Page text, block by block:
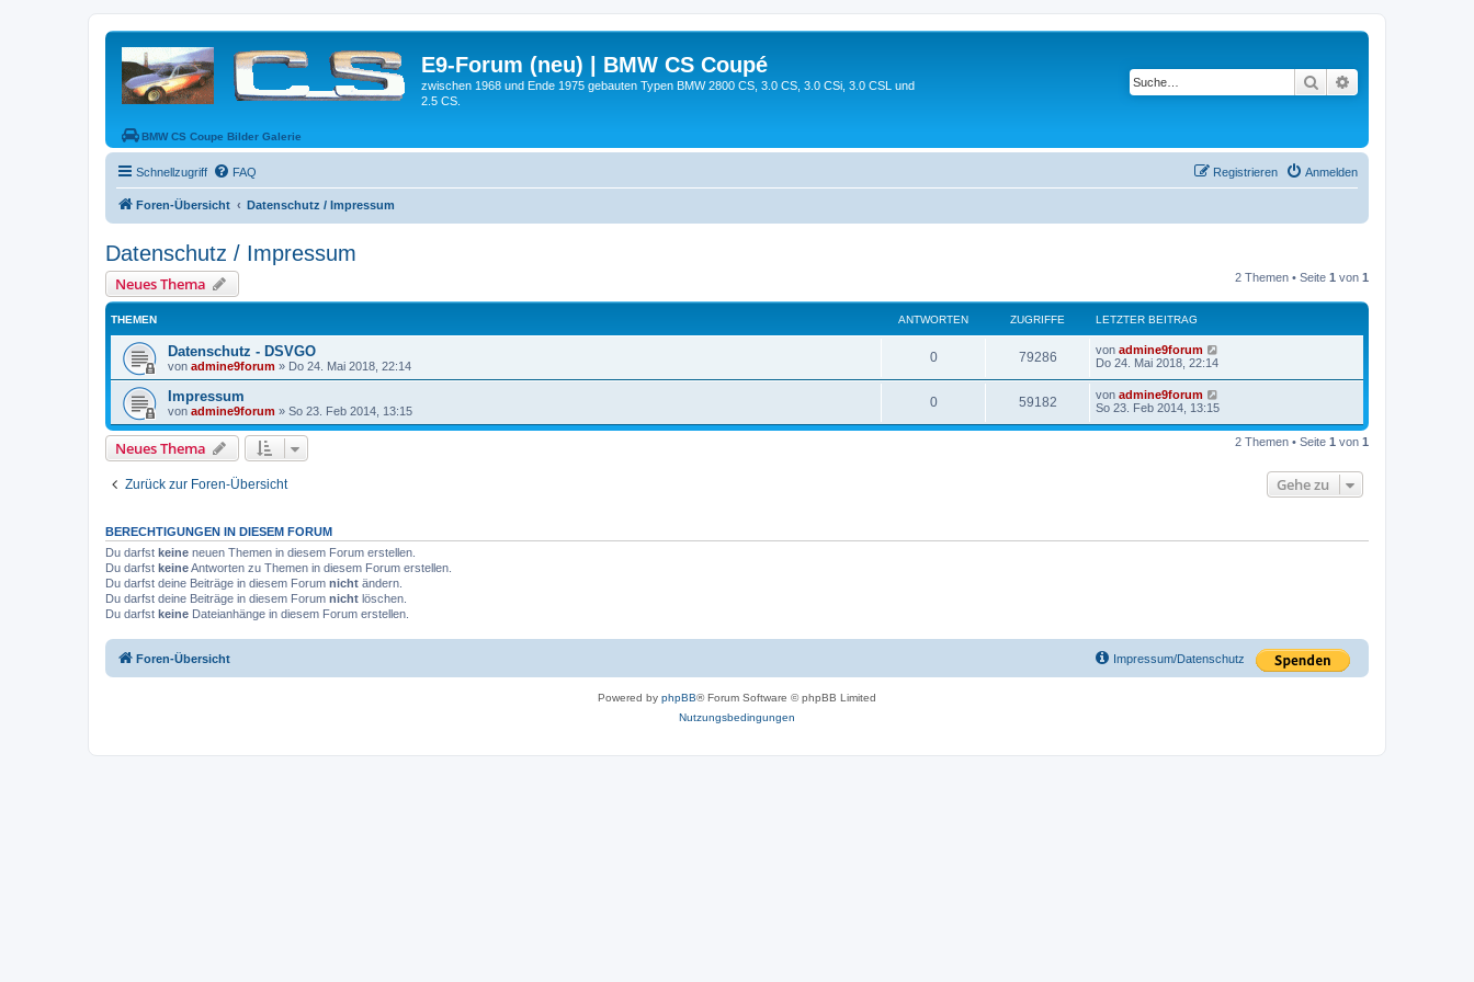
E9-Forum (neu) | BMW CS Coupé
zwischen 1968 und Ende 1975 gebauten Typen BMW 2800 CS, 3.0 CS, 3.0 CSi, 3.0 CSL und
2.5 CS.
BMW CS Coupe Bilder Galerie
Suche
Schnellzugriff FAQ Anmelden
Registrieren
Foren-Übersicht Datenschutz / Impressum
Datenschutz / Impressum
Neues Thema 2 Themen • Seite 1 von 1
THEMEN ANTWORTEN ZUGRIFFE LETZTER BEITRAG
Datenschutz - DSVGO
von admine9forum » Do 24. Mai 2018, 22:14
0 79286 von admine9forum
Do 24. Mai 2018, 22:14
Impressum
von admine9forum » So 23. Feb 2014, 13:15
0 59182 von admine9forum
So 23. Feb 2014, 13:15
Neues Thema 2 Themen • Seite 1 von 1
Zurück zur Foren-Übersicht Gehe zu
BERECHTIGUNGEN IN DIESEM FORUM
Du darfst keine neuen Themen in diesem Forum erstellen.
Du darfst keineAntworten zu Themen in diesem Forum erstellen.
Du darfst deine Beiträge in diesem Forum nicht ändern.
Du darfst deine Beiträge in diesem Forum nicht löschen.
Du darfst keine Dateianhänge in diesem Forum erstellen.
Foren-Übersicht Impressum/Datenschutz
Powered by phpBB® Forum Software © phpBB Limited
Nutzungsbedingungen